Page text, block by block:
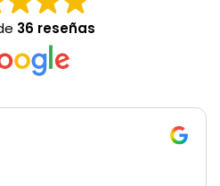
36 reseñas